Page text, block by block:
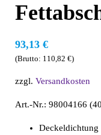
93,13€
(Brutto: 110,82€)
zzgl.Versandkosten
Art.-Nr.: 98004166
Deckeldichtung